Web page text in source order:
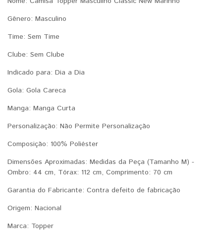
Gênero: Masculino
Time: Sem Time
Clube: Sem Clube
Indicado para: Dia a Dia
Gola: Gola Careca
Manga: Manga Curta
Personalização: Não Permite Personalização
Composição: 100% Poliéster
Dimensões Aproximadas: Medidas da Peça (Tamanho M) -
Ombro: 44 cm, Tórax: 112 cm, Comprimento: 70 cm
Garantia do Fabricante: Contra defeito de fabricação
Origem: Nacional
Marca: Topper